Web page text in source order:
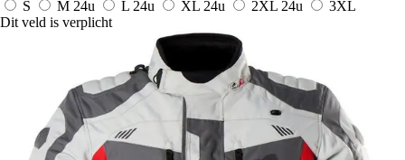
S M 24u L 24u XL 24u 2XL 24u
3XL
Dit veld is verplicht